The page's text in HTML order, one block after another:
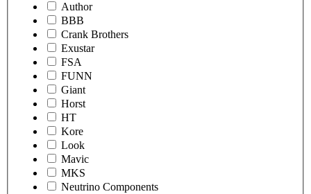
Author
BBB
Crank Brothers
Exustar
FSA
FUNN
Giant
Horst
HT
Kore
Look
Mavic
MKS
Neutrino Components